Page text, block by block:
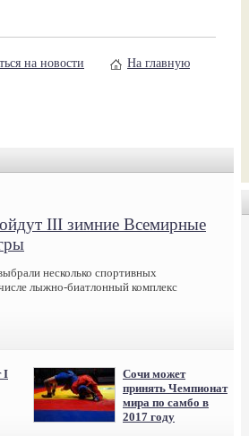
на новости На главную
III зимние Всемирные
несколько спортивных
лыжно-биатлонный комплекс
I
Сочи может
принять Чемпионат
мира по самбо в
2017 году